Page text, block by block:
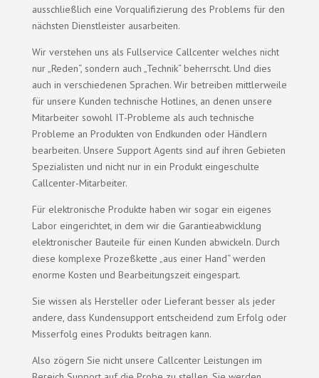
ausschließlich eine Vorqualifizierung des Problems für den
nächsten Dienstleister ausarbeiten.
Wir verstehen uns als Fullservice Callcenter welches nicht
nur „Reden“, sondern auch „Technik“ beherrscht. Und dies
auch in verschiedenen Sprachen. Wir betreiben mittlerweile
für unsere Kunden technische Hotlines, an denen unsere
Mitarbeiter sowohl IT-Probleme als auch technische
Probleme an Produkten von Endkunden oder Händlern
bearbeiten. Unsere Support Agents sind auf ihren Gebieten
Spezialisten und nicht nur in ein Produkt eingeschulte
Callcenter-Mitarbeiter.
Für elektronische Produkte haben wir sogar ein eigenes
Labor eingerichtet, in dem wir die Garantieabwicklung
elektronischer Bauteile für einen Kunden abwickeln. Durch
diese komplexe Prozeßkette „aus einer Hand“ werden
enorme Kosten und Bearbeitungszeit eingespart.
Sie wissen als Hersteller oder Lieferant besser als jeder
andere, dass Kundensupport entscheidend zum Erfolg oder
Misserfolg eines Produkts beitragen kann.
Also zögern Sie nicht unsere Callcenter Leistungen im